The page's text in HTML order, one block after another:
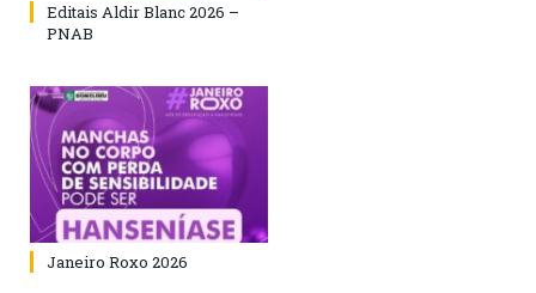
Editais Aldir Blanc 2026 –
PNAB
Janeiro Roxo 2026